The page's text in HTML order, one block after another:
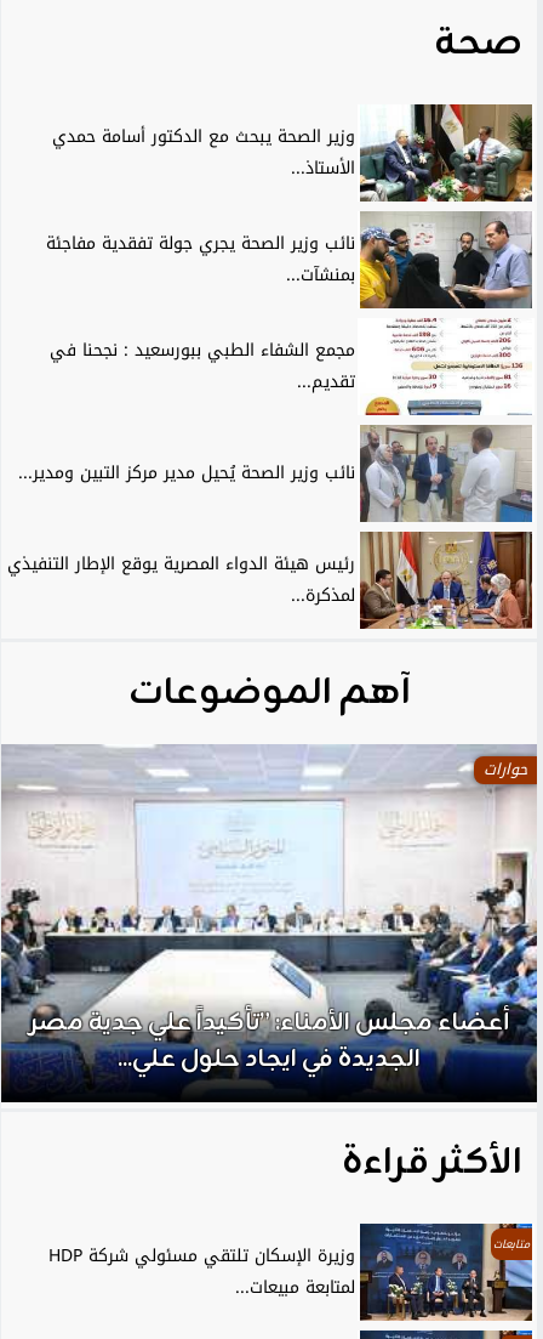
صحة
وزير الصحة يبحث مع الدكتور أسامة حمدي
الأستاذ...
نائب وزير الصحة يجري جولة تفقدية مفاجئة
بمنشآت...
مجمع الشفاء الطبي ببورسعيد : نجحنا في
تقديم...
نائب وزير الصحة يُحيل مدير مركز التبين ومدير...
رئيس هيئة الدواء المصرية يوقع الإطار التنفيذي
لمذكرة...
آهم الموضوعات
حوارات
أعضاء مجلس الأمناء: ”تأكيداً علي جدية مصر
الجديدة في ايجاد حلول علي...
الأكثر قراءة
متابعات
وزيرة الإسكان تلتقي مسئولي شركة HDP
لمتابعة مبيعات...